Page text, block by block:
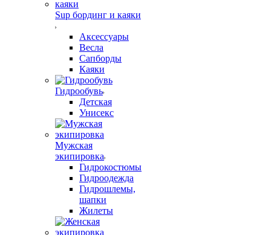
Sup бординг и каяки
Аксессуары
Весла
Сапборды
Каяки
Гидрообувь
Детская
Унисекс
Мужская
экипировка
Гидрокостюмы
Гидроодежда
Гидрошлемы,
шапки
Жилеты